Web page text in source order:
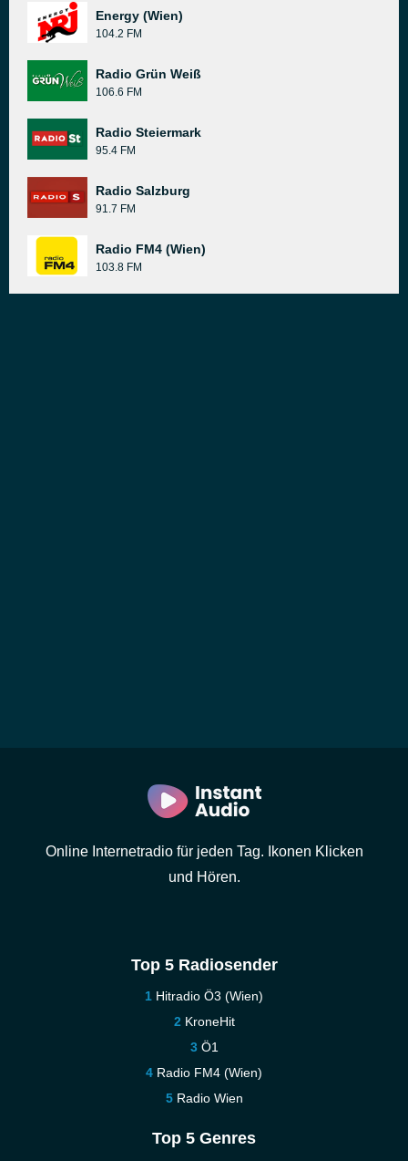
Energy (Wien)
104.2 FM
Radio Grün Weiß
106.6 FM
Radio Steiermark
95.4 FM
Radio Salzburg
91.7 FM
Radio FM4 (Wien)
103.8 FM
Online Internetradio für jeden Tag. Ikonen Klicken
und Hören.
Top 5 Radiosender
Hitradio Ö3 (Wien)
KroneHit
Ö1
Radio FM4 (Wien)
Radio Wien
Top 5 Genres